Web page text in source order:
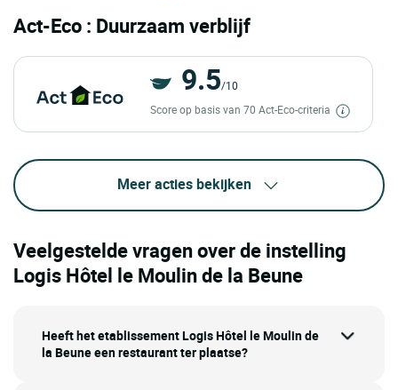
Act-Eco : Duurzaam verblijf
9.5/10
Score op basis van 70 Act-Eco-criteria
Meer acties bekijken
Veelgestelde vragen over de instelling
Logis Hôtel le Moulin de la Beune
Heeft het etablissement Logis Hôtel le Moulin de
la Beune een restaurant ter plaatse?